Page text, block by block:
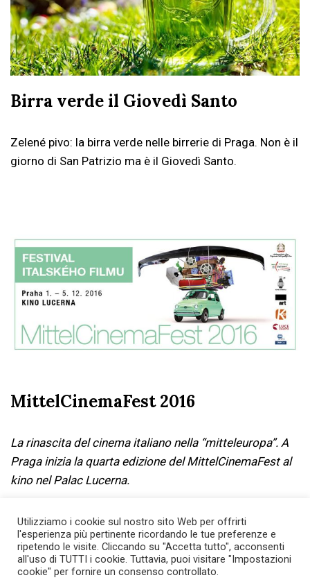
Birra verde il Giovedì Santo
Zelené pivo: la birra verde nelle birrerie di Praga. Non è il
giorno di San Patrizio ma è il Giovedì Santo.
MittelCinemaFest 2016
La rinascita del cinema italiano nella “mitteleuropa”. A
Praga inizia la quarta edizione del MittelCinemaFest al
kino nel Palac Lucerna.
Utilizziamo i cookie sul nostro sito Web per offrirti
l'esperienza più pertinente ricordando le tue preferenze e
ripetendo le visite. Cliccando su "Accetta tutto", acconsenti
all'uso di TUTTI i cookie. Tuttavia, puoi visitare "Impostazioni
cookie" per fornire un consenso controllato.